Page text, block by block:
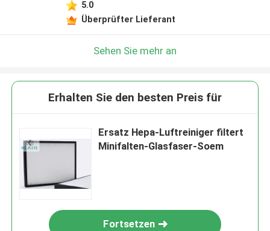
5.0
Überprüfter Lieferant
Sehen Sie mehr an
Erhalten Sie den besten Preis für
Ersatz Hepa-Luftreiniger filtert
Minifalten-Glasfaser-Soem
Fortsetzen